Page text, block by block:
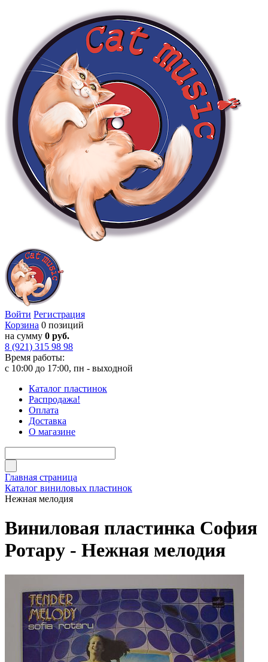
Войти Регистрация
Корзина 0 позиций
на сумму 0 руб.
8 (921) 315 98 98
Время работы:
с 10:00 до 17:00, пн - выходной
Каталог пластинок
Распродажа!
Оплата
Доставка
О магазине
Главная страница
Каталог виниловых пластинок
Нежная мелодия
Виниловая пластинка София
Ротару - Нежная мелодия